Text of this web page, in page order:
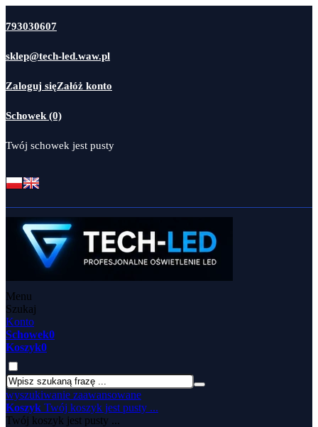
793030607
sklep@tech-led.waw.pl
Zaloguj sięZałóż konto
Schowek (0)
Twój schowek jest pusty
Menu
Szukaj
Konto
Schowek0
Koszyk0
wyszukiwanie zaawansowane
Koszyk Twój koszyk jest pusty ...
Twój koszyk jest pusty ...